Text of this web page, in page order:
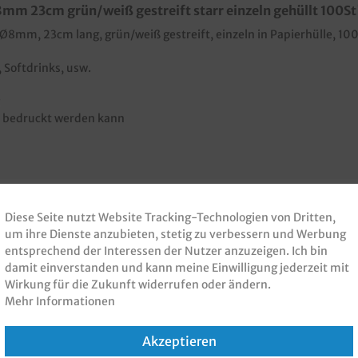
23cm grün/weiß gestreift starr einzeln gehüllt
23cm lang, grün/weiß gestreift, einzeln in Papierhülle, 100
Softdrinks, usw.
werden kann
GEKAUFT
Diese Seite nutzt Website Tracking-Technologien von Dritten,
um ihre Dienste anzubieten, stetig zu verbessern und Werbung
entsprechend der Interessen der Nutzer anzuzeigen. Ich bin
damit einverstanden und kann meine Einwilligung jederzeit mit
Wirkung für die Zukunft widerrufen oder ändern.
Mehr Informationen
Akzeptieren